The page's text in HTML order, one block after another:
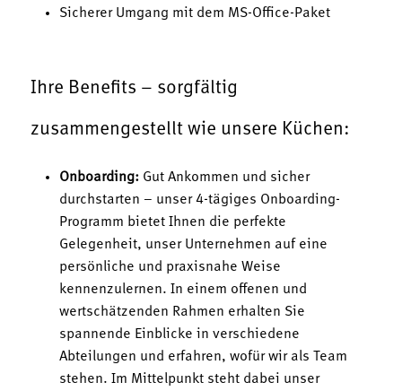
Sicherer Umgang mit dem MS-Office-Paket
Ihre Benefits – sorgfältig
zusammengestellt wie unsere Küchen:
Onboarding: Gut Ankommen und sicher
durchstarten – unser 4-tägiges Onboarding-
Programm bietet Ihnen die perfekte
Gelegenheit, unser Unternehmen auf eine
persönliche und praxisnahe Weise
kennenzulernen. In einem offenen und
wertschätzenden Rahmen erhalten Sie
spannende Einblicke in verschiedene
Abteilungen und erfahren, wofür wir als Team
stehen. Im Mittelpunkt steht dabei unser